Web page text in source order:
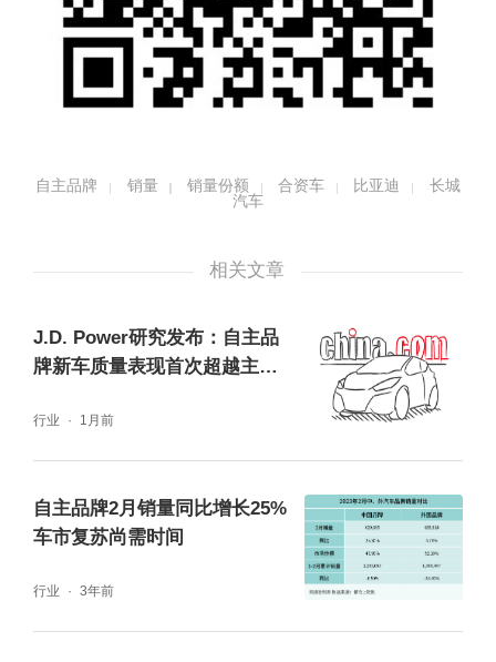
今年8月底，比亚迪高层曾表示目前比亚迪积
势，预计到11月份后订单量会明显增多。比亚
迪预计，到年底其月产量将达到28万辆，而20
23年年产能将达到400万辆，若一切按计划进
行，用户的提车周期将大幅缩短，比亚迪将进
一步拉开与其他自主品牌的销量差距。
长城汽车无大幅度复苏迹象，哈弗、坦克品牌
自主品牌 销量 销量份额 合资车 比亚迪
长城
汽车
相关文章
J.D. Power研究发布：自主品
牌新车质量表现首次超越主流
争焦点转向用户体验与设计质
行业 1月前
自主品牌2月销量同比增长25%
车市复苏尚需时间
行业 3年前